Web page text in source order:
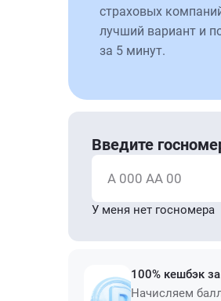
страховых
лучший вариант и
за 5 минут.
Введите
А 000 АА 00
У меня нет госномера
100% кешбэк
Начисляем